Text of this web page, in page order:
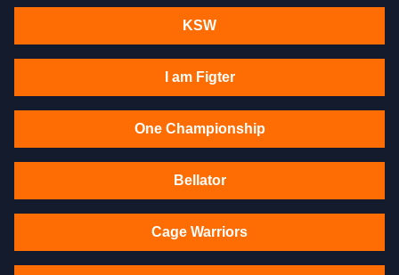
KSW
I am Figter
One Championship
Bellator
Cage Warriors